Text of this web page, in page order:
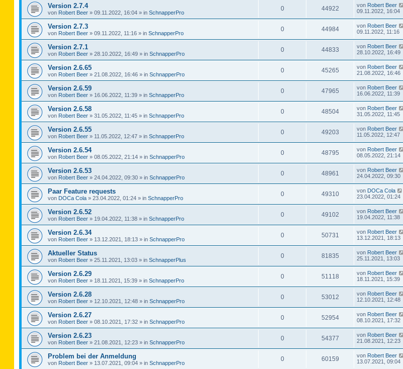
Version 2.7.4
von Robert Beer » 09.11.2022, 16:04 » in SchnapperPro
0 44922 von Robert Beer
09.11.2022, 16:04
Version 2.7.3
von Robert Beer » 09.11.2022, 11:16 » in SchnapperPro
0 44984 von Robert Beer
09.11.2022, 11:16
Version 2.7.1
von Robert Beer » 28.10.2022, 16:49 » in SchnapperPro
0 44833 von Robert Beer
28.10.2022, 16:49
Version 2.6.65
von Robert Beer » 21.08.2022, 16:46 » in SchnapperPro
0 45265 von Robert Beer
21.08.2022, 16:46
Version 2.6.59
von Robert Beer » 16.06.2022, 11:39 » in SchnapperPro
0 47965 von Robert Beer
16.06.2022, 11:39
Version 2.6.58
von Robert Beer » 31.05.2022, 11:45 » in SchnapperPro
0 48504 von Robert Beer
31.05.2022, 11:45
Version 2.6.55
von Robert Beer » 11.05.2022, 12:47 » in SchnapperPro
0 49203 von Robert Beer
11.05.2022, 12:47
Version 2.6.54
von Robert Beer » 08.05.2022, 21:14 » in SchnapperPro
0 48795 von Robert Beer
08.05.2022, 21:14
Version 2.6.53
von Robert Beer » 24.04.2022, 09:30 » in SchnapperPro
0 48961 von Robert Beer
24.04.2022, 09:30
Paar Feature requests
von DOCa Cola » 23.04.2022, 01:24 » in SchnapperPro
0 49310 von DOCa Cola
23.04.2022, 01:24
Version 2.6.52
von Robert Beer » 19.04.2022, 11:38 » in SchnapperPro
0 49102 von Robert Beer
19.04.2022, 11:38
Version 2.6.34
von Robert Beer » 13.12.2021, 18:13 » in SchnapperPro
0 50731 von Robert Beer
13.12.2021, 18:13
Aktueller Status
von Robert Beer » 25.11.2021, 13:03 » in SchnapperPlus
0 81835 von Robert Beer
25.11.2021, 13:03
Version 2.6.29
von Robert Beer » 18.11.2021, 15:39 » in SchnapperPro
0 51118 von Robert Beer
18.11.2021, 15:39
Version 2.6.28
von Robert Beer » 12.10.2021, 12:48 » in SchnapperPro
0 53012 von Robert Beer
12.10.2021, 12:48
Version 2.6.27
von Robert Beer » 08.10.2021, 17:32 » in SchnapperPro
0 52954 von Robert Beer
08.10.2021, 17:32
Version 2.6.23
von Robert Beer » 21.08.2021, 12:23 » in SchnapperPro
0 54377 von Robert Beer
21.08.2021, 12:23
Problem bei der Anmeldung
von Robert Beer » 13.07.2021, 09:04 » in SchnapperPro
0 60159 von Robert Beer
13.07.2021, 09:04